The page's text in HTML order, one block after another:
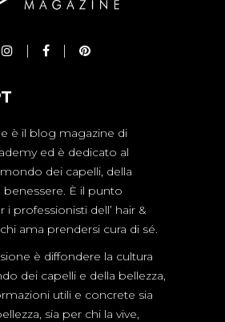
è il blog magazine di
ed è dedicato al
dei capelli, della
benessere. È il punto
i professionisti dell’ hair &
ama prendersi cura di sé.
è diffondere la cultura
dei capelli e della bellezza,
utili e concrete sia
sia per chi la vive,